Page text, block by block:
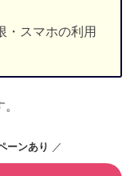
・スマホの利用
ーンあり ／